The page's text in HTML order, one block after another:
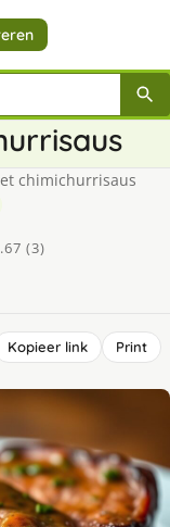
chimichurrisaus
(3)
Kopieer link Print